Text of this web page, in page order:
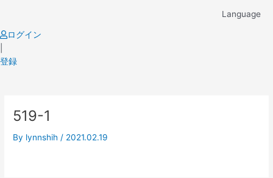
content
Language
ログイン
登録
519-1
By lynnshih / 2021.02.19
navigation